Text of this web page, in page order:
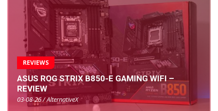
REVIEWS
ASUS ROG STRIX B850-E GAMING WIFI –
REVIEW
03-08-26 / AlternativeX